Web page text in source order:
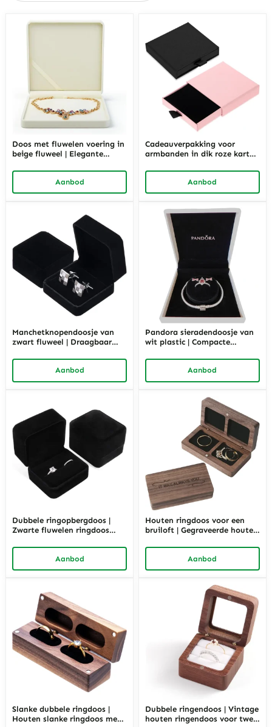
Doos met fluwelen voering in
beige fluweel | Elegante
voor sieraden, geschikt voor
de detailhandel | Richpack
Aanbod
Cadeauverpakking voor
armbanden in dik roze karton
armbanden, geschikt voor
detailhandel en groothandel |
Richpack
Aanbod
Manchetknopendoosje van
zwart fluweel | Draagbaar
voor een paar
manchetknopen | Richpack
Aanbod
Pandora sieradendoosje van
wit plastic | Compacte
armbanden
Aanbod
Dubbele ringopbergdoos |
Zwarte fluwelen ringdoos
Aanbod
Houten ringdoos voor een
bruiloft | Gegraveerde houten
Aanbod
Slanke dubbele ringdoos |
Houten slanke ringdoos met
Dubbele ringendoos | Vintage
houten ringendoos voor twee